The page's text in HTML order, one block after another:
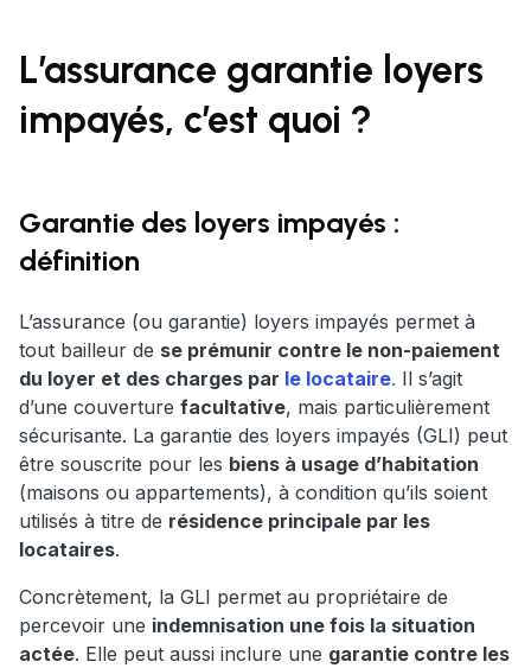
L’assurance garantie loyers
impayés, c’est quoi ?
Garantie des loyers impayés :
définition
L’assurance (ou garantie) loyers impayés permet à
tout bailleur de se prémunir contre le non-paiement
du loyer et des charges par le locataire. Il s’agit
d’une couverture facultative, mais particulièrement
sécurisante. La garantie des loyers impayés (GLI) peut
être souscrite pour les biens à usage d’habitation
(maisons ou appartements), à condition qu’ils soient
utilisés à titre de résidence principale par les
locataires.
Concrètement, la GLI permet au propriétaire de
percevoir une indemnisation une fois la situation
actée. Elle peut aussi inclure une garantie contre les